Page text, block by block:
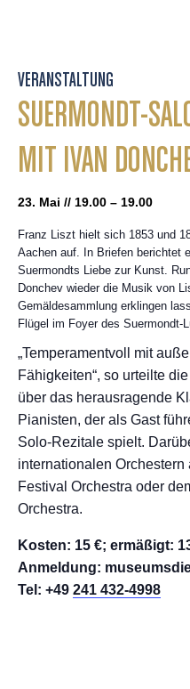
VERANSTALTUNG
SUERMONDT-
MIT IVAN
23. Mai // 19.00 – 19.00
Franz Liszt hielt sich 1853 und
Aachen auf. In Briefen berichtet
Suermondts Liebe zur Kunst.
Donchev wieder die Musik von
Gemäldesammlung erklingen
Flügel im Foyer des Suermondt-
„Temperamentvoll mit
Fähigkeiten“, so urteilte
über das herausragende
Pianisten, der als Gast
Solo-Rezitale spielt.
internationalen
Festival Orchestra oder
Orchestra.
Kosten: 15 €; ermäßigt:
Anmeldung:
Tel: +49 241 432-4998